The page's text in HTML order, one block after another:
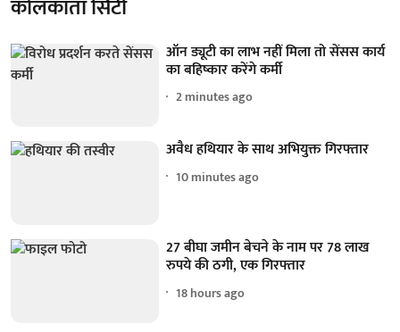
कोलकाता सिटी
ऑन ड्यूटी का लाभ नहीं मिला तो सेंसस कार्य
का बहिष्कार करेंगे कर्मी
2 minutes ago
अवैध हथियार के साथ अभियुक्त गिरफ्तार
10 minutes ago
27 बीघा जमीन बेचने के नाम पर 78 लाख
रुपये की ठगी, एक गिरफ्तार
18 hours ago